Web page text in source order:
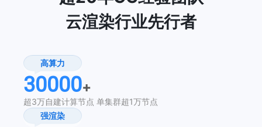
云渲染行业先行者
高算力
30000+
超3万自建计算节点 单集群超1万节点
强渲染